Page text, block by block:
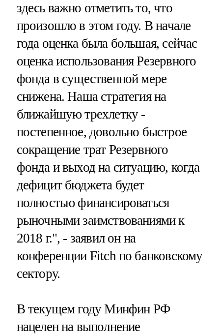
здесь важно отметить то, что
произошло в этом году. В начале
года оценка была большая, сейчас
оценка использования Резервного
фонда в существенной мере
снижена. Наша стратегия на
ближайшую трехлетку -
постепенное, довольно быстрое
сокращение трат Резервного
фонда и выход на ситуацию, когда
дефицит бюджета будет
полностью финансироваться
рыночными заимствованиями к
2018 г.", - заявил он на
конференции Fitch по банковскому
сектору.
В текущем году Минфин РФ
нацелен на выполнение